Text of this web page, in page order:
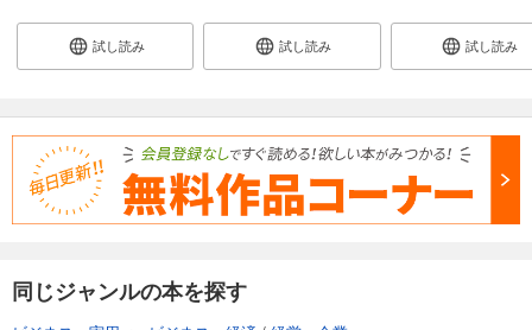
試し読み 試し読み 試し読み
同じジャンルの本を探す